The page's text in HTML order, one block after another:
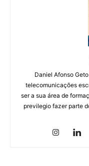
Daniel Afonso
telecomunicações
ser a sua área de
previlegio fazer parte